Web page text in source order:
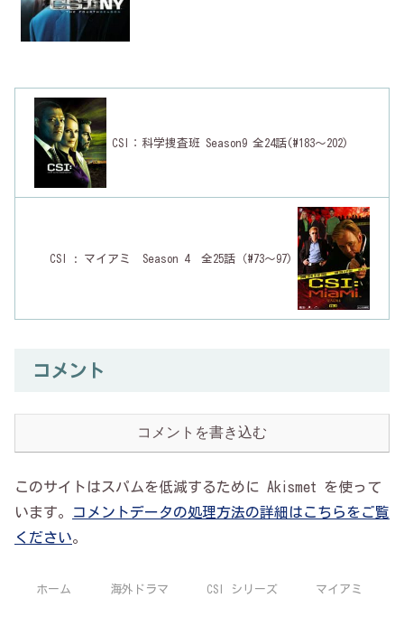
CSI：科学捜査班 Season9 全24話(#183～202)
CSI : マイアミ Season 4 全25話（#73～97)
コメント
コメントを書き込む
このサイトはスパムを低減するために Akismet を使って
います。
コメントデータの処理方法の詳細はこちらをご覧
ください。
ホーム 海外ドラマ CSI シリーズ マイアミ